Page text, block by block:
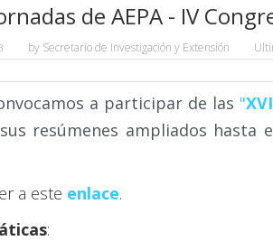
de AEPA - IV
by Secretario de Investigación y Extensión
a participar de las "
resúmenes ampliados hasta
a este enlace.
: